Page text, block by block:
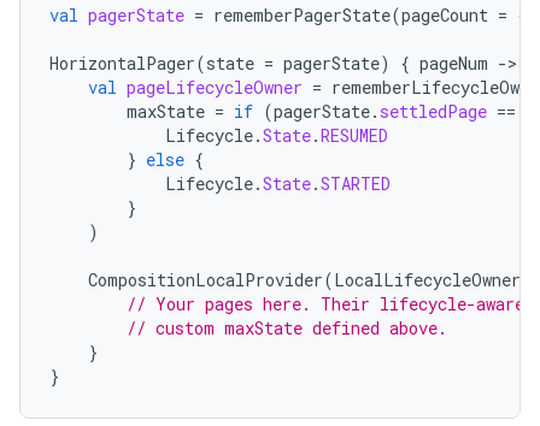
val pagerState = rememberPagerState(pageCount = {
HorizontalPager(state = pagerState) { pageNum -
val pageLifecycleOwner =
maxState = if (pagerState. settledPage ==
Lifecycle.State.RESUMED
} else {
Lifecycle.State.STARTED
}
)
CompositionLocalProvider(LocalLifecycleOwner
// Your pages here. Their lifecycle-aware
// custom maxState defined above.
}
}